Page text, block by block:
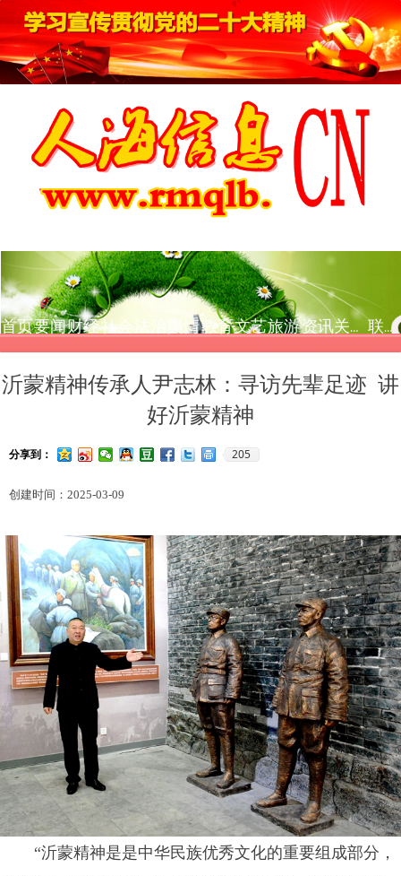
首页要闻财经社会法治 舆情教育文艺旅游资讯 关于我们 联系我们
沂蒙精神传承人尹志林：寻访先辈足迹 讲
好沂蒙精神
“沂蒙精神是是中华民族优秀文化的重要组成部分，
分享到： 205
创建时间： 2025-03-09